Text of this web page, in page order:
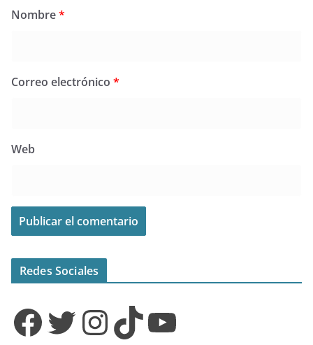
Nombre*
Correo electrónico *
Web
Redes Sociales
Facebook Twitter InstagramTikTok YouTube